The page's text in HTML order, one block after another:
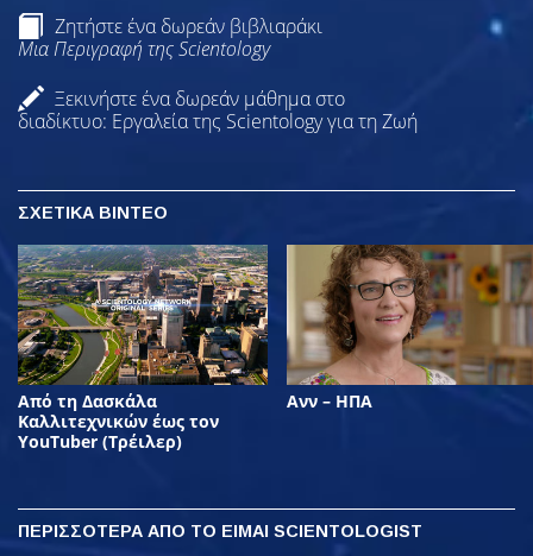
Ζητήστε ένα δωρεάν βιβλιαράκι
Μια Περιγραφή της Scientology
Ξεκινήστε ένα δωρεάν μάθημα στο
διαδίκτυο: Εργαλεία της Scientology για τη Ζωή
ΣΧΕΤΙΚΑ ΒΙΝΤΕΟ
Από τη Δασκάλα
Καλλιτεχνικών έως τον
YouTuber (Τρέιλερ)
Ανν – ΗΠΑ
ΠΕΡΙΣΣΟΤΕΡΑ ΑΠΟ ΤΟ ΕΙΜΑΙ SCIENTOLOGIST